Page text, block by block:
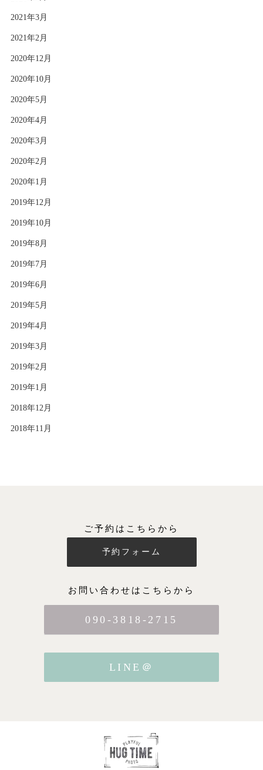
2021年3月
2021年2月
2020年12月
2020年10月
2020年5月
2020年4月
2020年3月
2020年2月
2020年1月
2019年12月
2019年10月
2019年8月
2019年7月
2019年6月
2019年5月
2019年4月
2019年3月
2019年2月
2019年1月
2018年12月
2018年11月
ご予約はこちらから
予約フォーム
お問い合わせはこちらから
090-3818-2715
LINE＠